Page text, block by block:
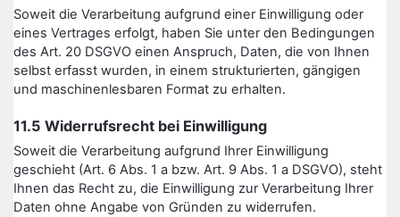
Soweit die Verarbeitung aufgrund einer Einwilligung oder
eines Vertrages erfolgt, haben Sie unter den Bedingungen
des Art. 20 DSGVO einen Anspruch, Daten, die von Ihnen
selbst erfasst wurden, in einem strukturierten, gängigen
und maschinenlesbaren Format zu erhalten.
11.5 Widerrufsrecht bei Einwilligung
Soweit die Verarbeitung aufgrund Ihrer Einwilligung
geschieht (Art. 6 Abs. 1 a bzw. Art. 9 Abs. 1 a DSGVO), steht
Ihnen das Recht zu, die Einwilligung zur Verarbeitung Ihrer
Daten ohne Angabe von Gründen zu widerrufen.